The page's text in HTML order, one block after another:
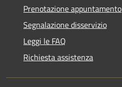
Prenotazione appuntamento
Segnalazione disservizio
Leggi le FAQ
Richiesta assistenza